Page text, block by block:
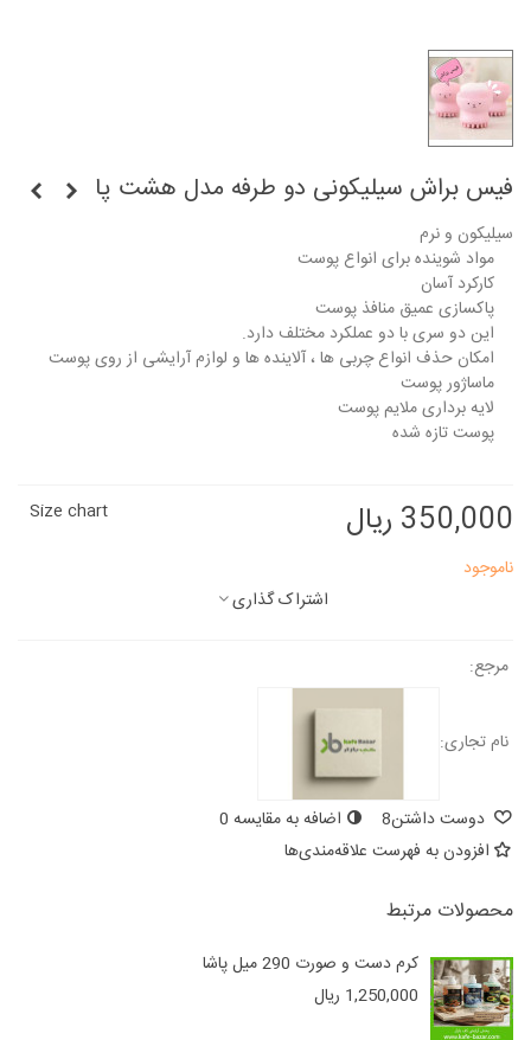
فیس براش سیلیکونی دو طرفه مدل هشت پا
سیلیکون و نرم
مواد شوینده برای انواع پوست
کارکرد آسان
پاکسازی عمیق منافذ پوست
این دو سری با دو عملکرد مختلف دارد.
امکان حذف انواع چربی ها ، آلاینده ها و لوازم آرایشی از روی پوست
ماساژور پوست
لایه برداری ملایم پوست
پوست تازه شده
350,000 ریال
Size chart
ناموجود
اشتراک گذاری
مرجع:
نام تجاری:
دوست داشتن8 اضافه به مقایسه 0
افزودن به فهرست علاقه‌مندی‌ها
محصولات مرتبط
کرم دست و صورت 290 میل پاشا
1,250,000 ریال